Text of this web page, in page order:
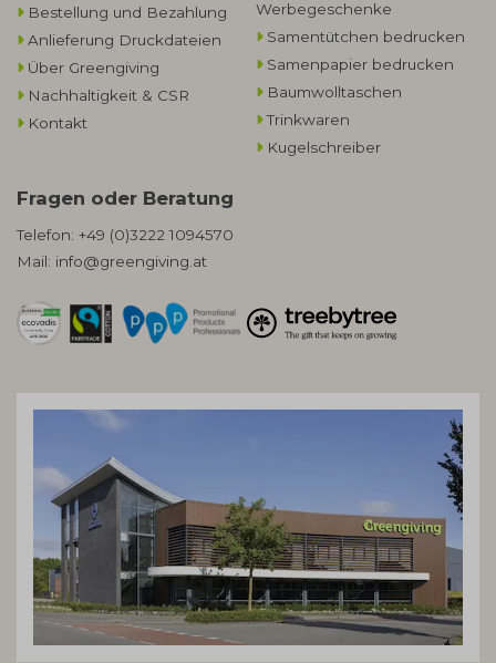
Bestellung und Bezahlung
Anlieferung Druckdateien
Über Greengiving
Nachhaltigkeit & CSR
Kontakt
Werbegeschenke​
Samentütchen bedrucken
Samenpapier bedrucken
Baumwolltaschen​
Trinkwaren
Kugelschreiber
Fragen oder Beratung
Telefon: +49 (0)3222 1094570
Mail: info@greengiving.at